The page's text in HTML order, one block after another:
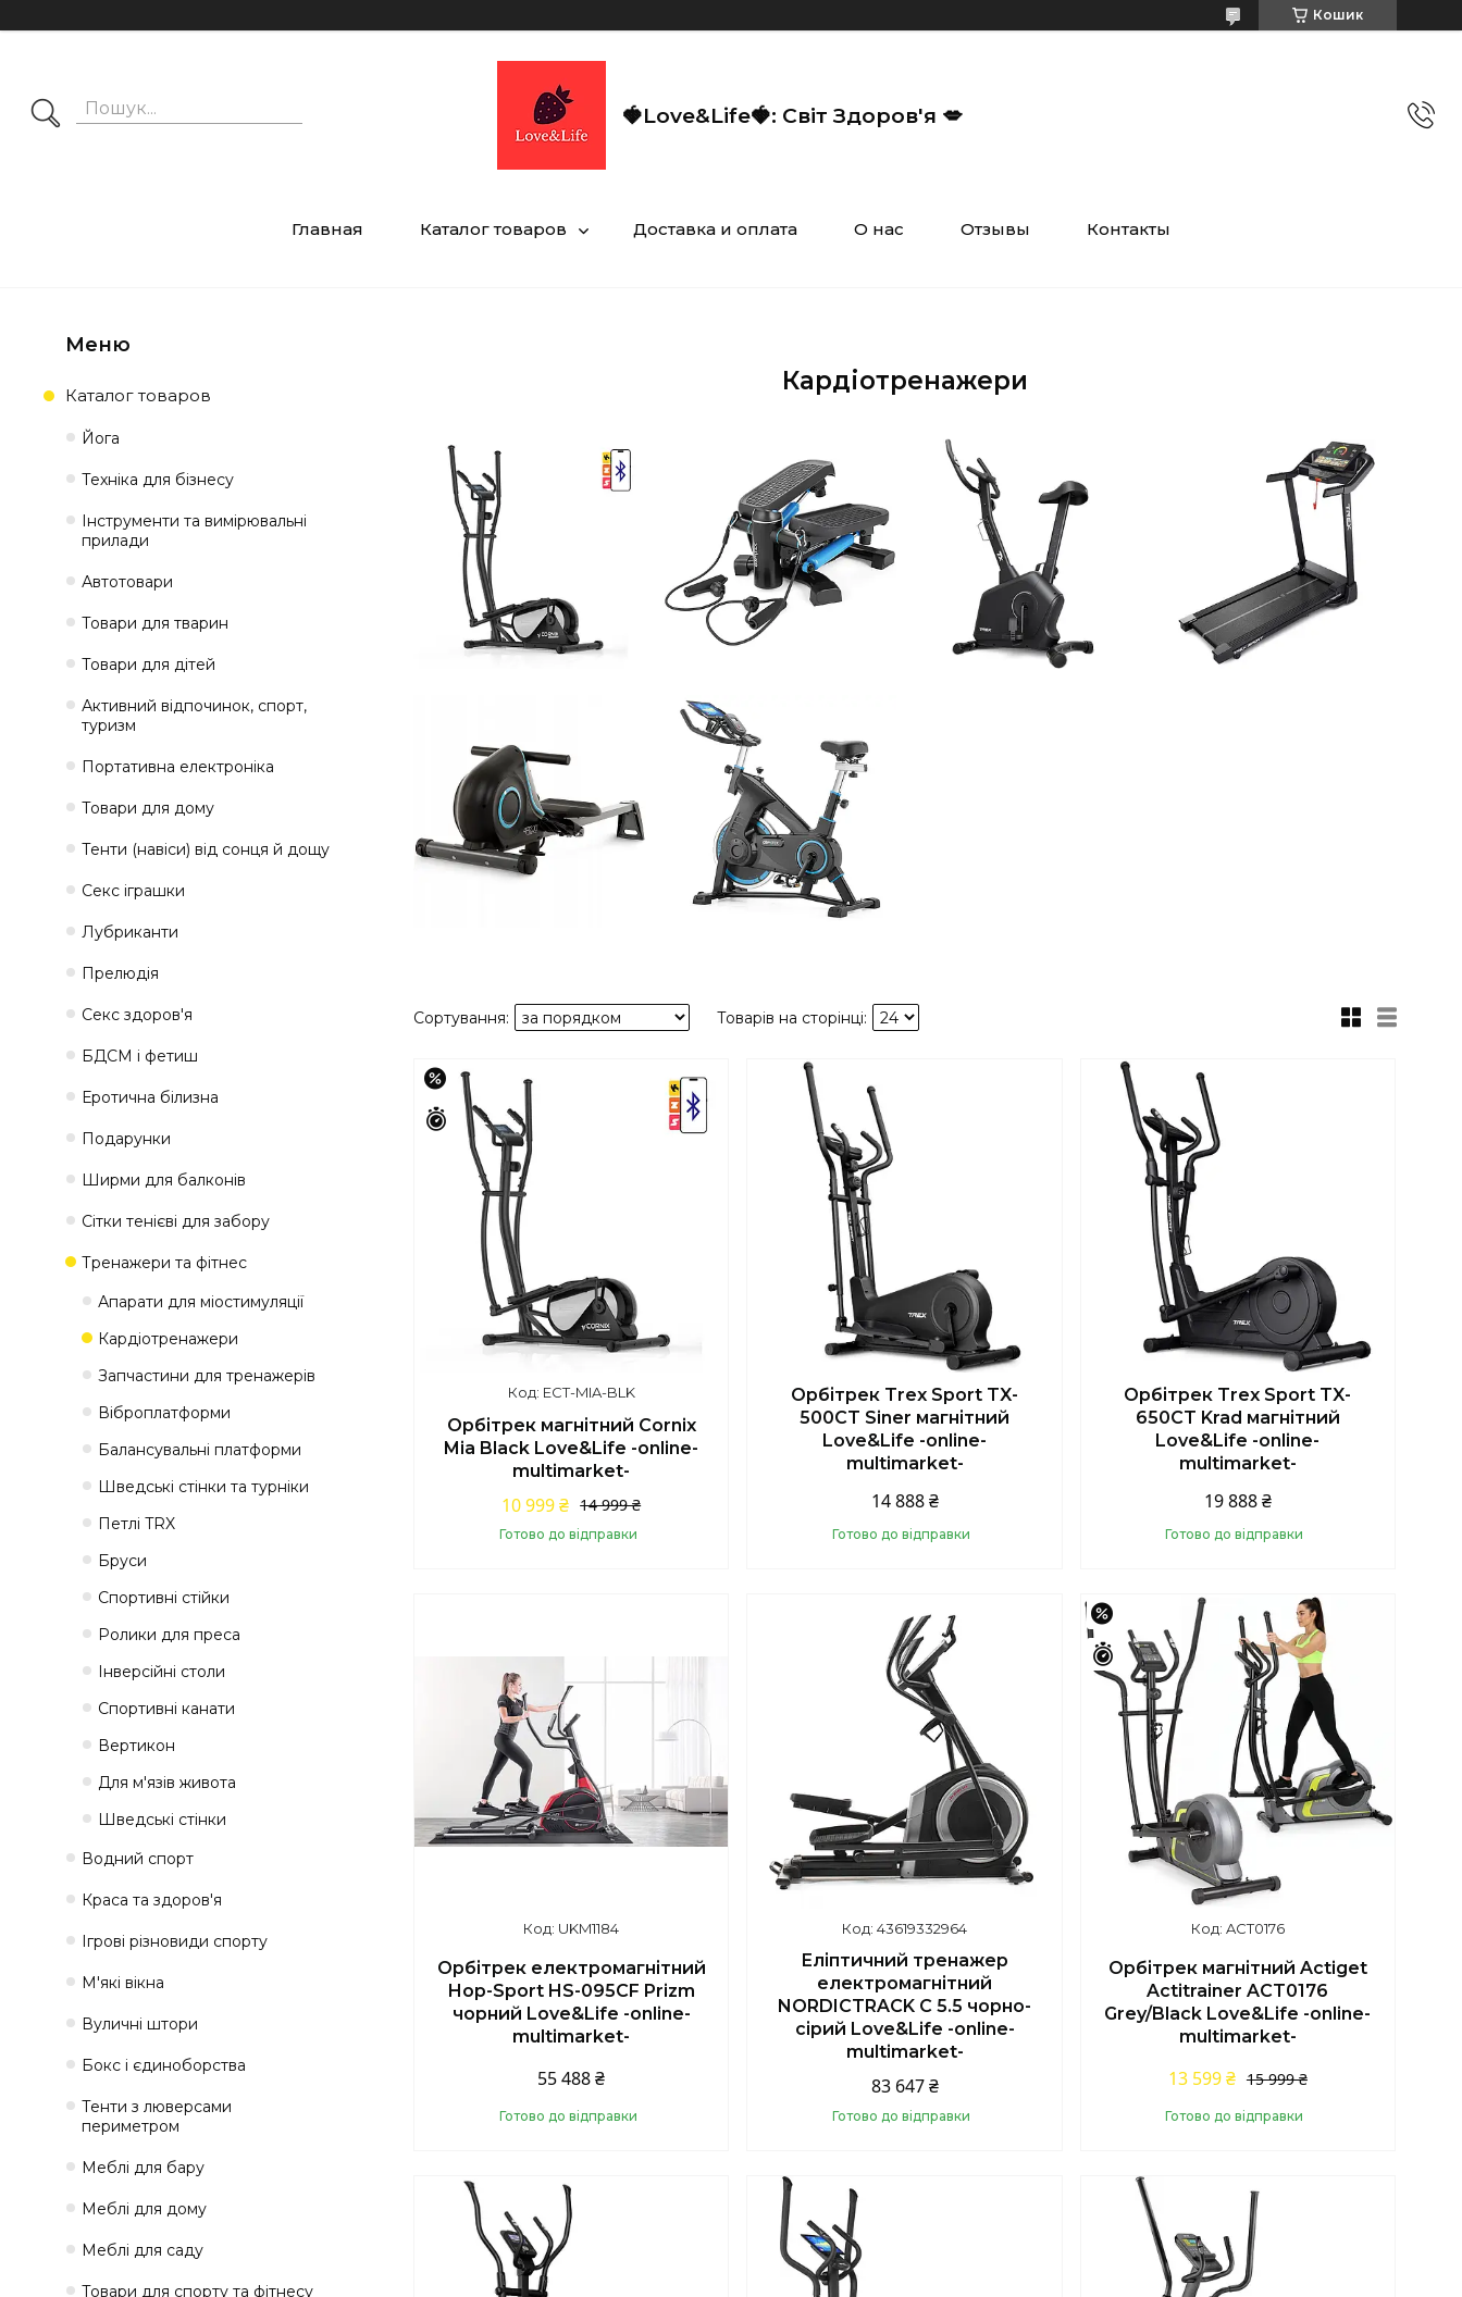
Кошик
🍓Love&Life🍓: Світ Здоров'я 💋
Главная Каталог товаров Доставка и оплата О нас Отзывы Контакты
Кардіотренажери
–27%
Залишилось 46 днів
ECT-MIA-BLK
Орбітрек магнітний Cornix
Mia Black Love&Life -online-
multimarket-
14 999 ₴
10 999 ₴
Готово до відправки
Орбітрек Trex Sport TX-
500CT Siner магнітний
Love&Life -online-
multimarket-
14 888 ₴
Готово до відправки
Орбітрек Trex Sport TX-
650CT Krad магнітний
Love&Life -online-
multimarket-
19 888 ₴
Готово до відправки
UKM1184
Орбітрек електромагнітний
Hop-Sport HS-095CF Prizm
чорний Love&Life -online-
multimarket-
55 488 ₴
Готово до відправки
Купити
43619332964
Еліптичний тренажер
електромагнітний
NORDICTRACK C 5.5 чорно-
сірий Love&Life -online-
multimarket-
83 647 ₴
Готово до відправки
Залишилось 43 дні
ACT0176
Орбітрек магнітний Actiget
Actitrainer ACT0176
Grey/Black Love&Life -online-
multimarket-
15 999 ₴
13 599 ₴
Готово до відправки
Каталог товаров
Йога
Техніка для бізнесу
Інструменти та вимірювальні
прилади
Автотовари
Товари для тварин
Товари для дітей
Активний відпочинок, спорт,
туризм
Портативна електроніка
Товари для дому
Тенти (навіси) від сонця й дощу
Секс іграшки
Лубриканти
Прелюдія
Секс здоров'я
БДСМ і фетиш
Еротична білизна
Подарунки
Ширми для балконів
Сітки тенієві для забору
Тренажери та фітнес
Апарати для міостимуляції
Кардіотренажери
Запчастини для тренажерів
Віброплатформи
Балансувальні платформи
Шведські стінки та турніки
Петлі TRX
Бруси
Спортивні стійки
Ролики для преса
Інверсійні столи
Спортивні канати
Вертикон
Для м'язів живота
Шведські стінки
Водний спорт
Краса та здоров'я
Ігрові різновиди спорту
М'які вікна
Вуличні штори
Бокс і єдиноборства
Тенти з люверсами
периметром
Меблі для бару
Меблі для дому
Меблі для саду
Товари для спорту та фітнесу